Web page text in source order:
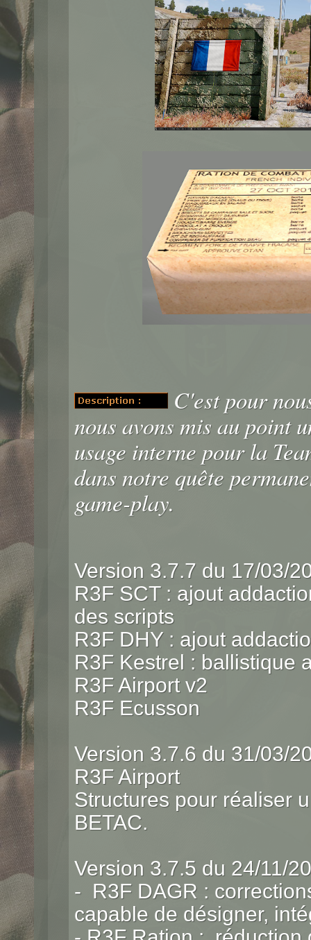
C'est pour
nous avons mis au point
usage interne pour la
dans notre quête
game-play.
Version 3.7.7 du 17/03/
R3F SCT : ajout
des scripts
R3F DHY : ajout
R3F Kestrel : ballistique
R3F Airport v2
R3F Ecusson
Version 3.7.6 du 31/03/
R3F Airport
Structures pour réaliser
BETAC.
Version 3.7.5 du 24/11/
- R3F DAGR :
capable de désigner,